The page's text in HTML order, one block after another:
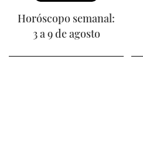
Horóscopo semanal:
3 a 9 de agosto